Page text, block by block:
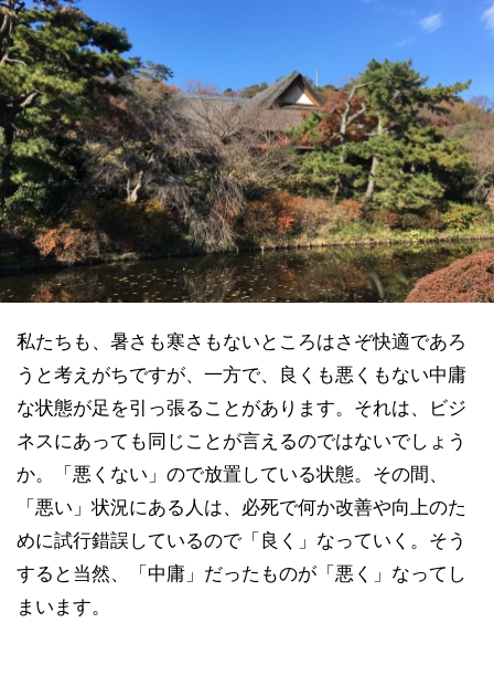
私たちも、暑さも寒さもないところはさぞ快適であろ
うと考えがちですが、一方で、良くも悪くもない中庸
な状態が足を引っ張ることがあります。それは、ビジ
ネスにあっても同じことが言えるのではないでしょう
か。「悪くない」ので放置している状態。その間、
「悪い」状況にある人は、必死で何か改善や向上のた
めに試行錯誤しているので「良く」なっていく。そう
すると当然、「中庸」だったものが「悪く」なってし
まいます。